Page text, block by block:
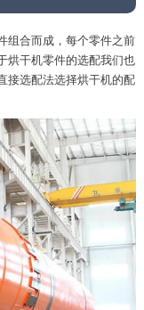
组合而成，每个零件之前
烘干机零件的选配我们也
接选配法选择烘干机的配